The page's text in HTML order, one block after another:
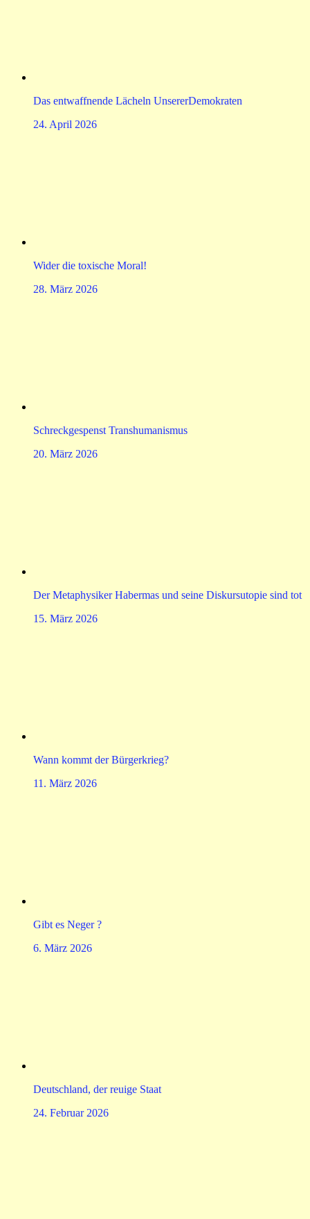
Das entwaffnende Lächeln UnsererDemokraten
24. April 2026
Wider die toxische Moral!
28. März 2026
Schreckgespenst Transhumanismus
20. März 2026
Der Metaphysiker Habermas und seine Diskursutopie sind tot
15. März 2026
Wann kommt der Bürgerkrieg?
11. März 2026
Gibt es Neger ?
6. März 2026
Deutschland, der reuige Staat
24. Februar 2026